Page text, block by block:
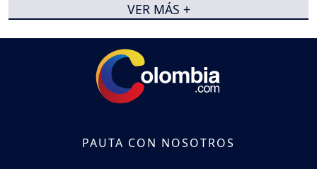
VER MÁS +
PAUTA CON NOSOTROS